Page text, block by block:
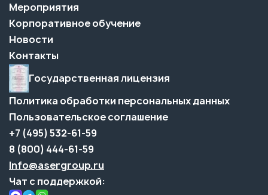
Мероприятия
Корпоративное обучение
Новости
Контакты
Государственная лицензия
Политика обработки персональных данных
Пользовательское соглашение
+7 (495) 532-61-59
8 (800) 444-61-59
Info@asergroup.ru
Чат с поддержкой: